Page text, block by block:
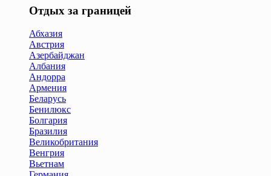
Отдых за границей
Абхазия
Австрия
Азербайджан
Албания
Андорра
Армения
Беларусь
Бенилюкс
Болгария
Бразилия
Великобритания
Венгрия
Вьетнам